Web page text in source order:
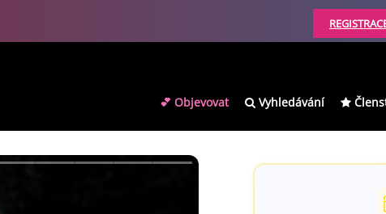
💕 Objevovat Vyhledávání